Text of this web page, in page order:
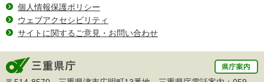
個人情報保護ポリシー
ウェブアクセシビリティ
サイトに関するご意見・お問い合わせ